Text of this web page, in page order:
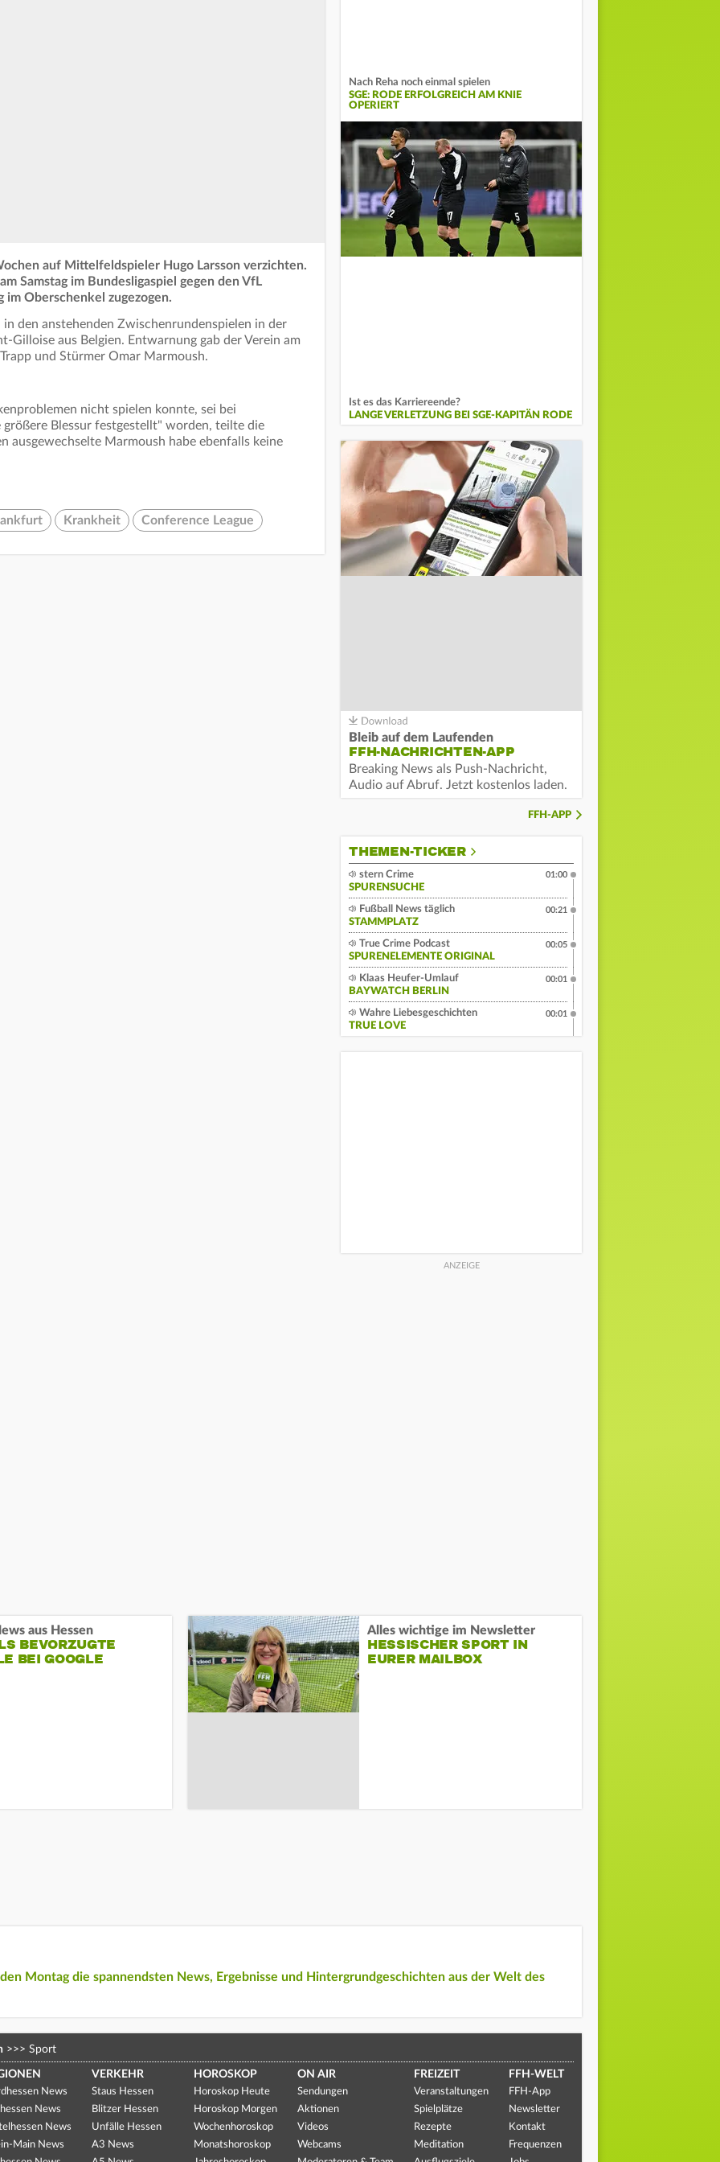
auf Mittelfeldspieler Hugo Larsson verzichten.
Samstag im Bundesligaspiel gegen den VfL
im Oberschenkel zugezogen.
den anstehenden Zwischenrundenspielen in der
Gilloise aus Belgien. Entwarnung gab der Verein am
und Stürmer Omar Marmoush.
nicht spielen konnte, sei bei
Blessur festgestellt" worden, teilte die
ausgewechselte Marmoush habe ebenfalls keine
Krankheit Conference League
Nach Reha noch einmal spielen
SGE: RODE ERFOLGREICH AM KNIE
OPERIERT
Ist es das Karriereende?
LANGE VERLETZUNG BEI SGE-KAPITÄN RODE
Bleib auf dem Laufenden
FFH-NACHRICHTEN-APP
Breaking News als Push-Nachricht,
Audio auf Abruf. Jetzt kostenlos laden.
FFH-APP
THEMEN-TICKER
stern Crime
SPURENSUCHE
01:00
Fußball News täglich
STAMMPLATZ
00:21
True Crime Podcast
SPURENELEMENTE ORIGINAL
00:05
Klaas Heufer-Umlauf
BAYWATCH BERLIN
00:01
Wahre Liebesgeschichten
TRUE LOVE
00:01
aus Hessen
BEVORZUGTE
BEI GOOGLE
Alles wichtige im Newsletter
HESSISCHER SPORT IN
EURER MAILBOX
Montag die spannendsten News, Ergebnisse und Hintergrundgeschichten aus der Welt des
>>> Sport
News
News
News
Main News
VERKEHR
Staus Hessen
Blitzer Hessen
Unfälle Hessen
A3 News
HOROSKOP
Horoskop Heute
Horoskop Morgen
Wochenhoroskop
Monatshoroskop
ON AIR
Sendungen
Aktionen
Videos
Webcams
FREIZEIT
Veranstaltungen
Spielplätze
Rezepte
Meditation
FFH-WELT
FFH-App
Newsletter
Kontakt
Frequenzen